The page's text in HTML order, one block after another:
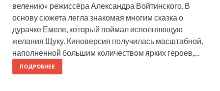
велению» режиссёра Александра Войтинского. В
основу сюжета легла знакомая многим сказка о
дурачке Емеле, который поймал исполняющую
желания Щуку. Киноверсия получилась масштабной,
наполненной большим количеством ярких героев,…
ПОДРОБНЕЕ